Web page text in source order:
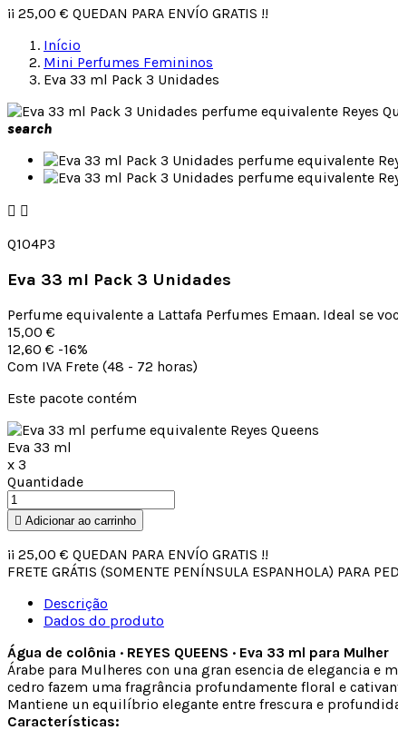
¡¡ 25,00 € QUEDAN PARA ENVÍO GRATIS !!
Início
Mini Perfumes Femininos
Eva 33 ml Pack 3 Unidades
search
 
Q104P3
Eva 33 ml Pack 3 Unidades
Perfume equivalente a Lattafa Perfumes Emaan. Ideal se
15,00 €
12,60 € -16%
Com IVA Frete (48 - 72 horas)
Este pacote contém
Eva 33 ml
x 3
Quantidade
 Adicionar ao carrinho
¡¡ 25,00 € QUEDAN PARA ENVÍO GRATIS !!
FRETE GRÁTIS (SOMENTE PENÍNSULA ESPANHOLA) PARA
Descrição
Dados do produto
Água de colônia · REYES QUEENS · Eva 33 ml para Mulher
Árabe para Mulheres con una gran esencia de elegancia
cedro fazem uma fragrância profundamente floral e
Mantiene un equilíbrio elegante entre frescura e
Características: